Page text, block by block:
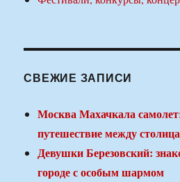
СВЕЖИЕ ЗАПИСИ
Москва Махачкала
путешествие между
Девушки Березовский:
городе с особым шармом